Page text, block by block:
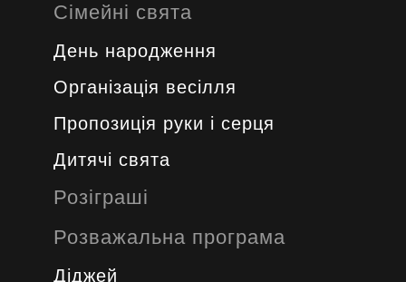
Сімейні свята
День народження
Організація весілля
Пропозиція руки і серця
Дитячі свята
Розіграші
Розважальна програма
Діджей